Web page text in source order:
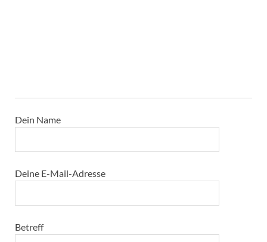
Dein Name
Deine E-Mail-Adresse
Betreff